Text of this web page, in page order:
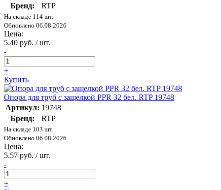
Бренд:
RTP
На складе 114 шт.
Обновлено 06.08.2026
Цена:
5.40 руб. / шт.
-
+
Купить
Опора для труб с защелкой PPR 32 бел. RTP 19748
Артикул: 19748
Бренд:
RTP
На складе 103 шт.
Обновлено 06.08.2026
Цена:
5.57 руб. / шт.
-
+